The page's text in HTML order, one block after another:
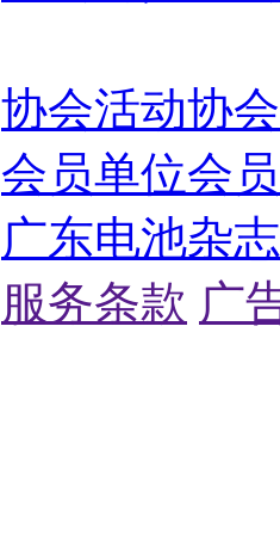
协会活动协
会员单位会
广东电池杂志
服务条款 广